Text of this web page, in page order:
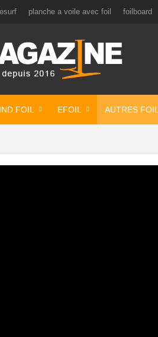
planche a voile avec foil foilboard
FOIL EFOIL AUTRES